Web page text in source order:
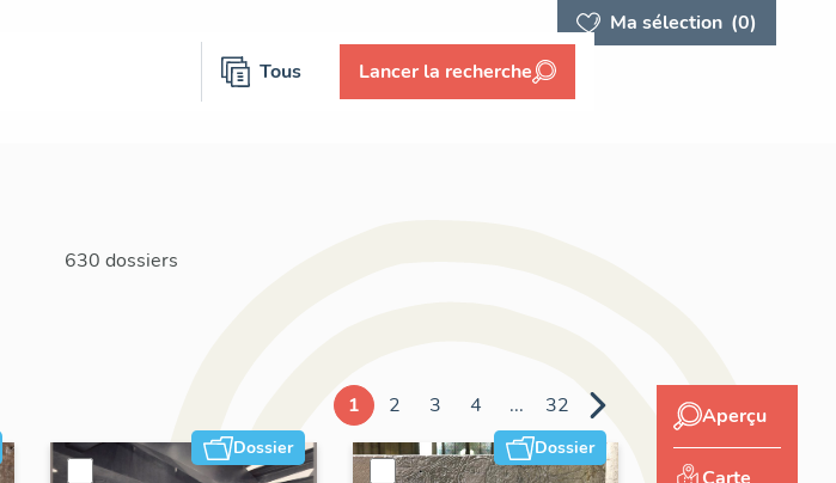
Ma sélection (0)
Tous Lancer la recherche
630 dossiers
1 2 3 4 ... 32
Dossier Dossier
Aperçu